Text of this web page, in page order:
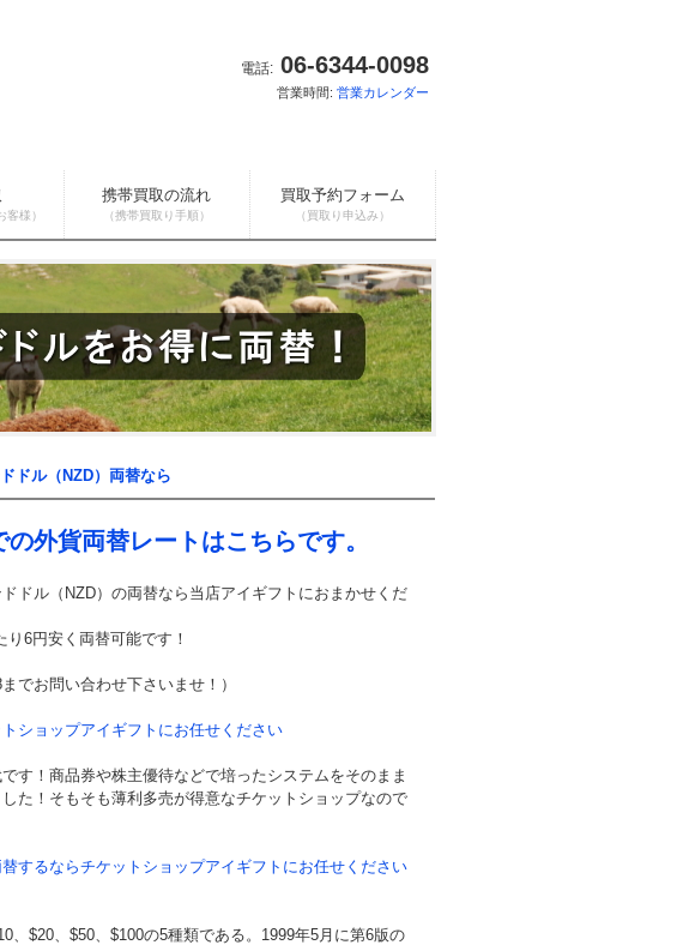
電話: 06-6344-0098
営業時間: 営業カレンダー
客様）
携帯買取の流れ
（携帯買取り手順）
買取予約フォーム
（買取り申込み）
ドル（NZD）両替なら
外貨両替レートはこちらです。
ドル（NZD）の両替なら当店アイギフトにおまかせくだ
6円安く両替可能です！
でお問い合わせ下さいませ！）
ショップアイギフトにお任せください
す！商品券や株主優待などで培ったシステムをそのまま
た！そもそも薄利多売が得意なチケットショップなので
するならチケットショップアイギフトにお任せください
、$20、$50、$100の5種類である。1999年5月に第6版の